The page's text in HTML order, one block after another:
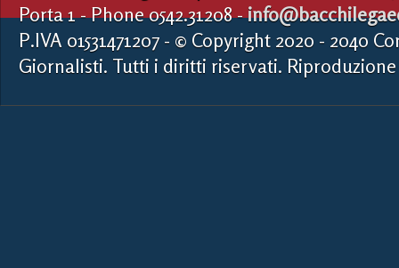
Porta 1 - Phone 0542.31208 -
P.IVA 01531471207 - © Copyright 2020 - 2040
Giornalisti. Tutti i diritti riservati.